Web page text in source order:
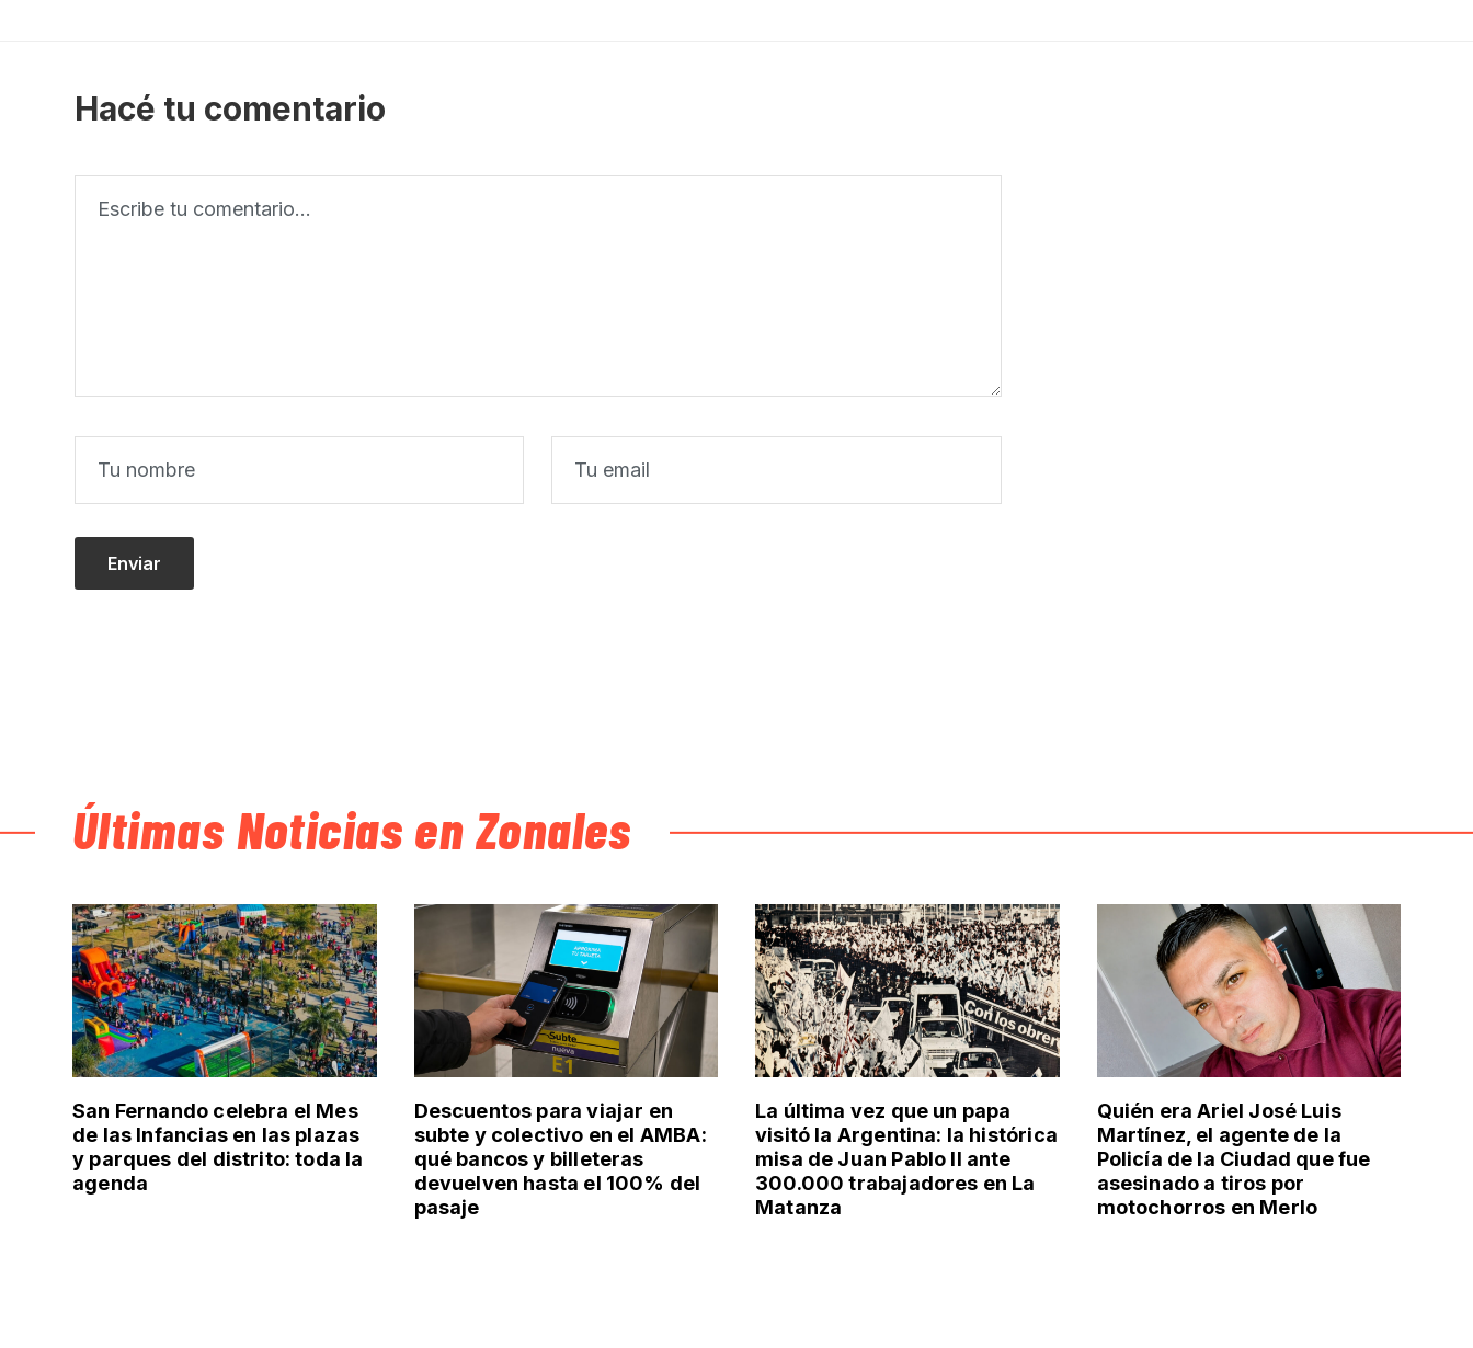
Hacé tu comentario
Últimas Noticias en Zonales
San Fernando celebra el Mes
de las Infancias en las plazas
y parques del distrito: toda la
agenda
Descuentos para viajar en
subte y colectivo en el AMBA:
qué bancos y billeteras
devuelven hasta el 100% del
pasaje
La última vez que un papa
visitó la Argentina: la histórica
misa de Juan Pablo II ante
300.000 trabajadores en La
Matanza
Quién era Ariel José Luis
Martínez, el agente de la
Policía de la Ciudad que fue
asesinado a tiros por
motochorros en Merlo